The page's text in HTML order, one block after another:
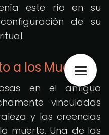
este río en su
de su
a los Muertos
en el antiguo
vinculadas
y las creencias
muerte. Una de las